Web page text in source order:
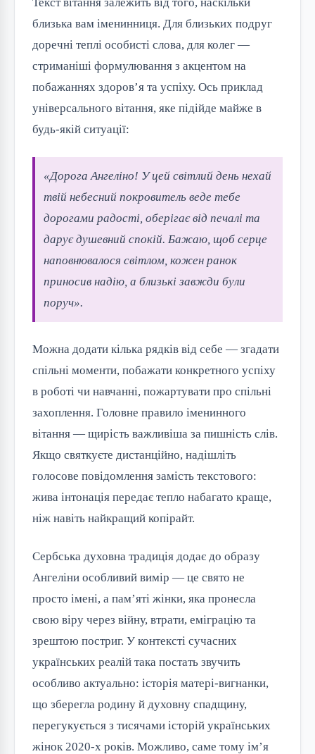
близька вам іменинниця. Для близьких подруг
доречні теплі особисті слова, для колег —
стриманіші формулювання з акцентом на
побажаннях здоров’я та успіху. Ось приклад
універсального вітання, яке підійде майже в
будь-якій ситуації:
«Дорога Ангеліно! У цей світлий день нехай
твій небесний покровитель веде тебе
дорогами радості, оберігає від печалі та
дарує душевний спокій. Бажаю, щоб серце
наповнювалося світлом, кожен ранок
приносив надію, а близькі завжди були
поруч».
Можна додати кілька рядків від себе — згадати
спільні моменти, побажати конкретного успіху
в роботі чи навчанні, пожартувати про спільні
захоплення. Головне правило іменинного
вітання — щирість важливіша за пишність слів.
Якщо святкуєте дистанційно, надішліть
голосове повідомлення замість текстового:
жива інтонація передає тепло набагато краще,
ніж навіть найкращий копірайт.
Сербська духовна традиція додає до образу
Ангеліни особливий вимір — це свято не
просто імені, а пам’яті жінки, яка пронесла
свою віру через війну, втрати, еміграцію та
зрештою постриг. У контексті сучасних
українських реалій така постать звучить
особливо актуально: історія матері-вигнанки,
що зберегла родину й духовну спадщину,
перегукується з тисячами історій українських
жінок 2020-х років. Можливо, саме тому ім’я